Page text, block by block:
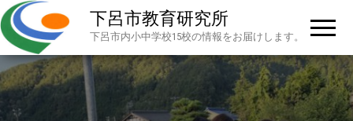
下呂市教育研究所
下呂市内小中学校15校の情報をお届けします。